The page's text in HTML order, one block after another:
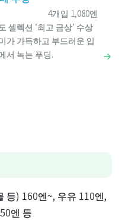
4개입 1,080엔
셀렉션 ‘최고 금상’ 수상
가 가득하고 부드러운 입
서 녹는 푸딩.
등) 160엔~, 우유 110엔,
엔 등